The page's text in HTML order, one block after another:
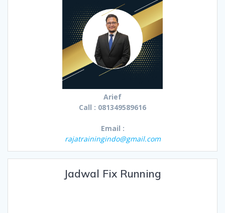
Arief
Call : 081349589616
Email :
rajatrainingindo@gmail.com
Jadwal Fix Running